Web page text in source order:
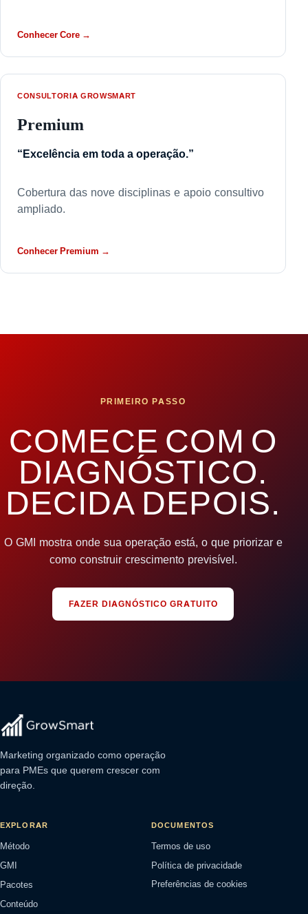
Conhecer Core →
CONSULTORIA GROWSMART
Premium
“Excelência em toda a operação.”
Cobertura das nove disciplinas e apoio consultivo
ampliado.
Conhecer Premium →
PRIMEIRO PASSO
COMECE COM O
DIAGNÓSTICO.
DECIDA DEPOIS.
O GMI mostra onde sua operação está, o que priorizar e
como construir crescimento previsível.
FAZER DIAGNÓSTICO GRATUITO
Marketing organizado como operação
para PMEs que querem crescer com
direção.
EXPLORAR
Método
GMI
Pacotes
Conteúdo
DOCUMENTOS
Termos de uso
Política de privacidade
Preferências de cookies